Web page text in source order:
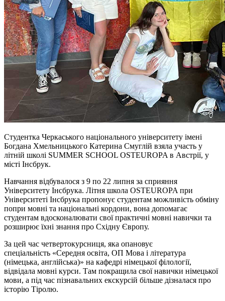
Студентка Черкаського національного університету імені
Богдана Хмельницького Катерина Смуглій взяла участь у
літній школі SUMMER SCHOOL OSTЕUROPA в Австрії, у
місті Інсбрук.
Навчання відбувалося з 9 по 22 липня за сприяння
Університету Інсбрука. Літня школа OSTEUROPA при
Університеті Інсбрука пропонує студентам можливість обміну
попри мовні та національні кордони, вона допомагає
студентам вдосконалювати свої практичні мовні навички та
розширює їхні знання про Східну Європу.
За цей час четвертокурсниця, яка опановує
спеціальність «Середня освіта, ОП Мова і література
(німецька, англійська)» на кафедрі німецької філології,
відвідала мовні курси. Там покращила свої навички німецької
мови, а під час пізнавальних екскурсій більше дізналася про
історію Тіролю.